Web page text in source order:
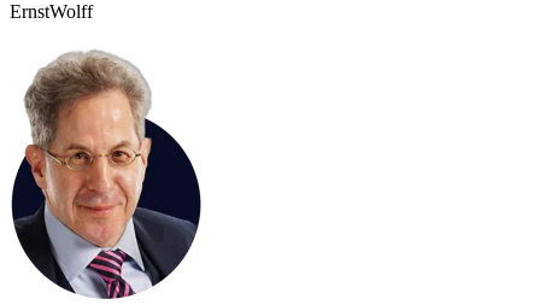
ErnstWolff